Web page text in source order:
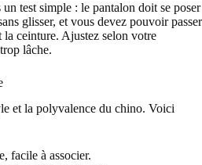
un test simple : le pantalon doit se poser
glisser, et vous devez pouvoir passer
ceinture. Ajustez selon votre
lâche.
et la polyvalence du chino. Voici
facile à associer.